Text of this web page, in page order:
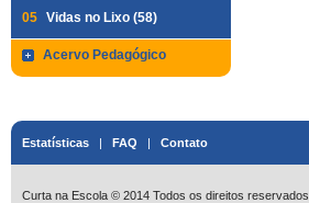
05 Vidas no Lixo (58)
Acervo Pedagógico
Estatísticas | FAQ | Contato
Curta na Escola © 2014 Todos os direitos reservados.